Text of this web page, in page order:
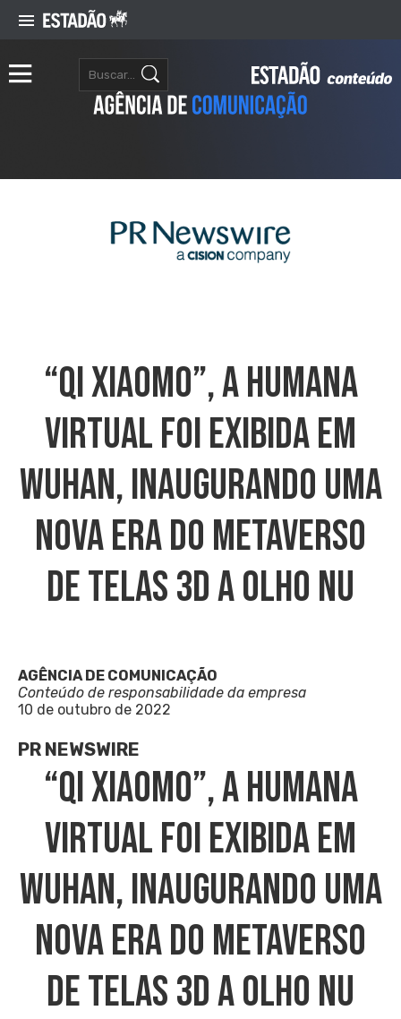
“Qi Xiaomo”, A Humana
Virtual Foi Exibida Em
Wuhan, Inaugurando Uma
Nova Era Do Metaverso
De Telas 3D A Olho Nu
AGÊNCIA DE COMUNICAÇÃO
Conteúdo de responsabilidade da empresa
10 de outubro de 2022
PR NEWSWIRE
“Qi Xiaomo”, A Humana
Virtual Foi Exibida Em
Wuhan, Inaugurando Uma
Nova Era Do Metaverso
De Telas 3D A Olho Nu